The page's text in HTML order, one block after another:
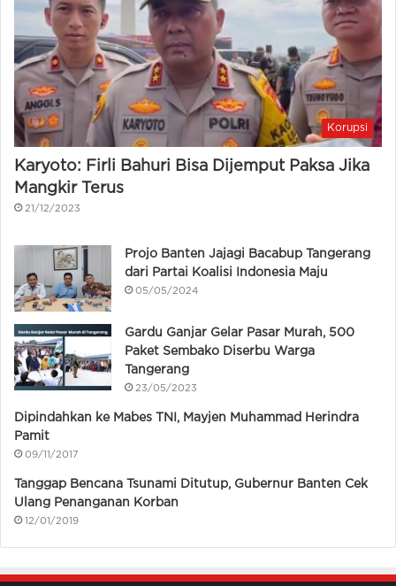
Korupsi
Karyoto: Firli Bahuri Bisa Dijemput Paksa Jika
Mangkir Terus
21/12/2023
Projo Banten Jajagi Bacabup Tangerang
dari Partai Koalisi Indonesia Maju
05/05/2024
Gardu Ganjar Gelar Pasar Murah, 500
Paket Sembako Diserbu Warga
Tangerang
23/05/2023
Dipindahkan ke Mabes TNI, Mayjen Muhammad Herindra
Pamit
09/11/2017
Tanggap Bencana Tsunami Ditutup, Gubernur Banten Cek
Ulang Penanganan Korban
12/01/2019